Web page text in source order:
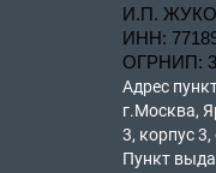
И.П.
ИНН:
ОГРНИП:
Адрес
г.Москва,
3, корпус
Пункт